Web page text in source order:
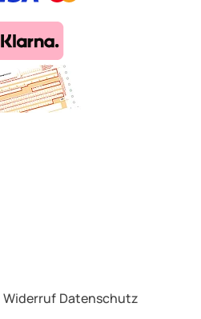
Widerruf Datenschutz